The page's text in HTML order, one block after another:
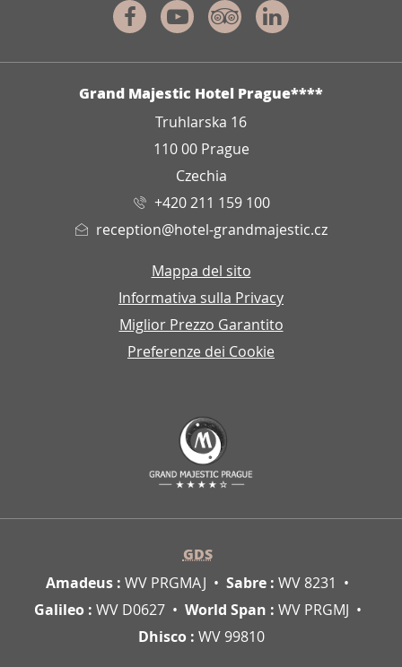
INDIRIZZOGrand Majestic Hotel Prague****
Truhlarska 16
110 00 Prague
Czechia
+420 211 159 100
reception@hotel-grandmajestic.cz
Mappa del sito
Informativa sulla Privacy
Miglior Prezzo Garantito
Preferenze dei Cookie
FacebookYoutubeTripadvisor
Linkedin
GDS
Amadeus : WV PRGMAJ Sabre : WV 8231
Galileo : WV D0627 World Span : WV PRGMJ
Dhisco : WV 99810